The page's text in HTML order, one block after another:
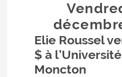
Elie Roussel
$ à
Moncton